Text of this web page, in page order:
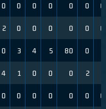
0 0 0 0 0 0 0
2 0 0 0 0 0 0
0 3 4 5 80 0
4 1 0 0 0 2
0 0 0 0 0 0 0